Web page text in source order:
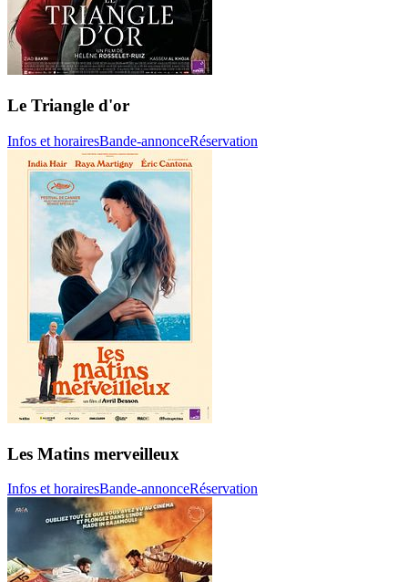
Le Triangle d'or
Infos et horairesBande-annonceRéservation
Les Matins merveilleux
Infos et horairesBande-annonceRéservation